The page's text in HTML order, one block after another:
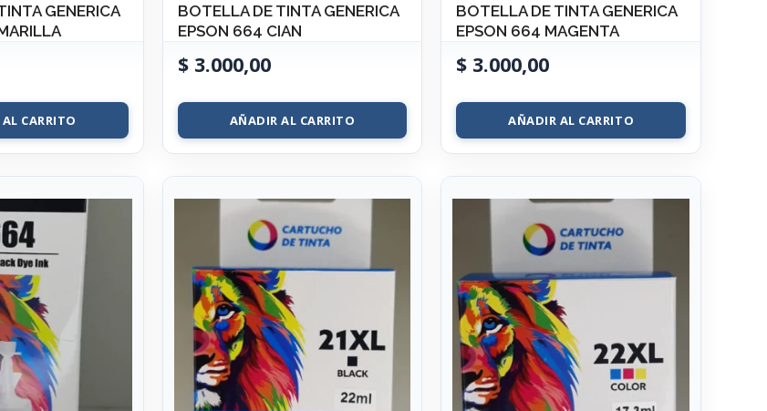
GENERICA
CARRITO
BOTELLA DE TINTA GENERICA
EPSON 664 CIAN
$3.000,00
AÑADIR AL CARRITO
BOTELLA DE TINTA GENERICA
EPSON 664 MAGENTA
$ 3.000,00
AÑADIR AL CARRITO